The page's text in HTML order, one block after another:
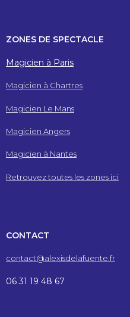
ZONES DE SPECTACLE
Magicien à Paris
Magicien à Chartres
Magicien Le Mans
Magicien Angers
Magicien à Nantes
Retrouvez toutes les zones ici
CONTACT
contact@alexisdelafuente.fr
06 31 19 48 67